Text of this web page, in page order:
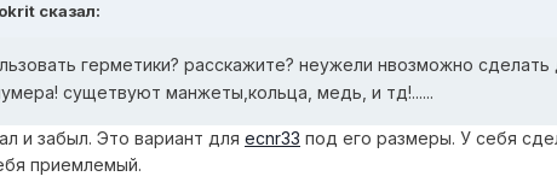
сказал:
герметики? расскажите? неужели нвозможно
сущетвуют манжеты,кольца, медь, и тд!......
и забыл. Это вариант для ecnr33 под его размеры. У себя
приемлемый.